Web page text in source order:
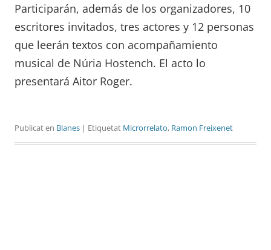
Participarán, además de los organizadores, 10
escritores invitados, tres actores y 12 personas
que leerán textos con acompañamiento
musical de Núria Hostench. El acto lo
presentará Aitor Roger.
Publicat en Blanes | Etiquetat Microrrelato, Ramon Freixenet